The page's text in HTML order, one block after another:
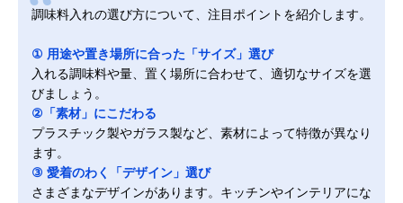
調味料入れの選び方について、注目ポイントを紹介します。
① 用途や置き場所に合った「サイズ」選び
入れる調味料や量、置く場所に合わせて、適切なサイズを選
びましょう。
②「素材」にこだわる
プラスチック製やガラス製など、素材によって特徴が異なり
ます。
③ 愛着のわく「デザイン」選び
さまざまなデザインがあります。キッチンやインテリアにな